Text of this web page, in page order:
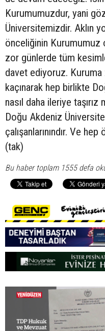
Kurumumuzdur, yani
Üniversitemizdir. Aklın
önceliğinin Kurumumuz
zor günlerde tüm
davet ediyoruz. Kuruma
kaçınarak hep birlikte
nasıl daha ileriye
Doğu Akdeniz
çalışanlarınındır. Ve
(tak)
Bu haber toplam 1555 defa